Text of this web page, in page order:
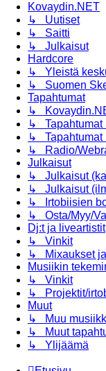
Kovaydin.NET
↳ Uutiset
↳ Saitti
↳ Julkaisut
Hardcore
↳ Yleistä
↳ Suomen
Tapahtumat
↳
↳ Tapahtumat
↳ Tapahtumat
↳ Radio/
Julkaisut
↳ Julkaisut
↳ Julkaisut
↳ Irtobiisien
↳ Osta/Myy/
Dj:t ja liveartistit
↳ Vinkit
↳ Mixaukset
Musiikin
↳ Vinkit
↳ Projektit/
Muut
↳ Muu
↳ Muut
↳ Ylijäämä